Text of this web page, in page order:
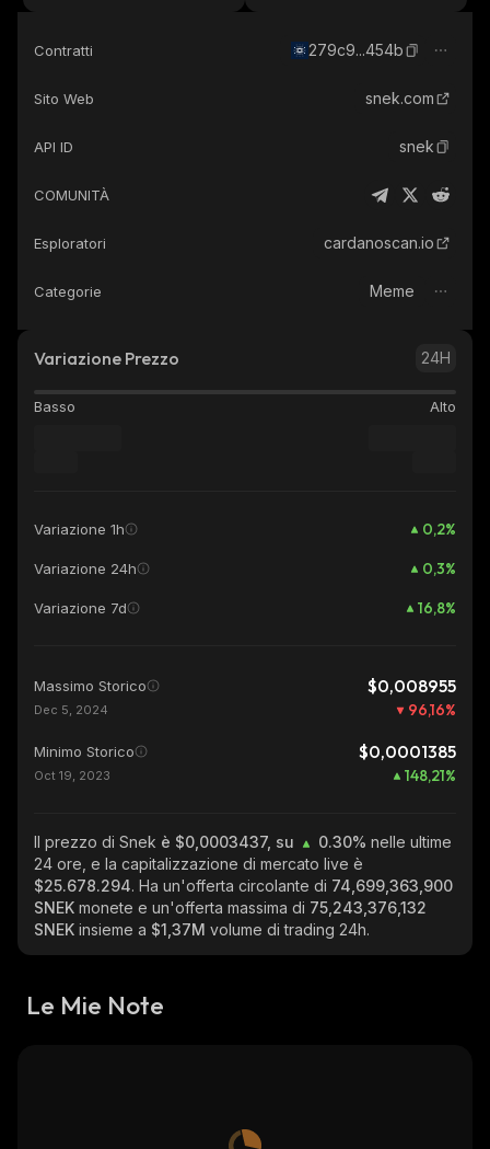
Contratti 279c9...454b
Sito Web snek.com
API ID snek
COMUNITÀ
Esploratori cardanoscan.io
Categorie Meme
Variazione Prezzo 24H
Basso Alto
Variazione 1h 0,2%
Variazione 24h 0,3%
Variazione 7d 16,8%
Massimo Storico $0,008955
Dec 5, 2024 96,16%
Minimo Storico $0,0001385
Oct 19, 2023 148,21%
Il prezzo di Snek è $0,0003437, su 0.30% nelle ultime
24 ore, e la capitalizzazione di mercato live è
$25.678.294. Ha un'offerta circolante di 74,699,363,900
SNEK monete e un'offerta massima di 75,243,376,132
SNEK insieme a $1,37M volume di trading 24h.
Le Mie Note